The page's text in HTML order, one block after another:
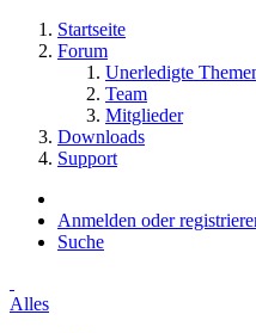
Startseite
Forum
Unerledigte
Team
Mitglieder
Downloads
Support
Anmelden oder
Suche
Alles